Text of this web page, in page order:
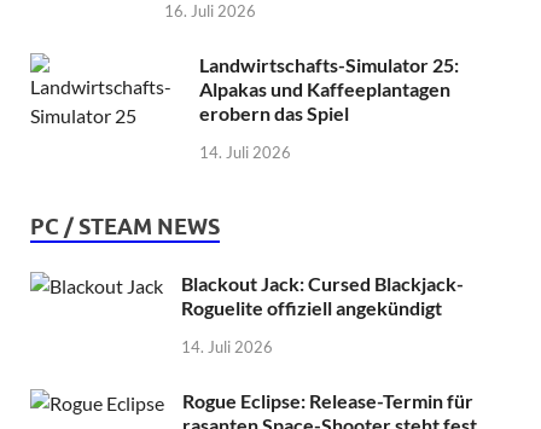
16. Juli 2026
Landwirtschafts-Simulator 25:
Alpakas und Kaffeeplantagen
erobern das Spiel
14. Juli 2026
PC / STEAM NEWS
Blackout Jack: Cursed Blackjack-
Roguelite offiziell angekündigt
14. Juli 2026
Rogue Eclipse: Release-Termin für